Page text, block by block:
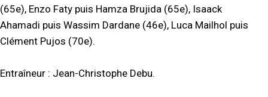
(65e), Enzo Faty puis Hamza Brujida (65e), Isaack
Ahamadi puis Wassim Dardane (46e), Luca Mailhol puis
Clément Pujos (70e).
Entraîneur : Jean-Christophe Debu.